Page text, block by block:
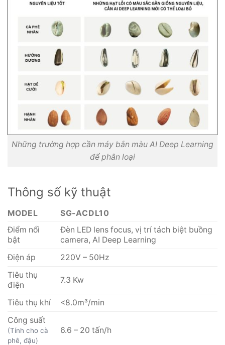
Những trường hợp cần máy bắn màu AI Deep Learning
để phân loại
Thông số kỹ thuật
MODEL
SG-ACDL10
Điểm nổi
bật
Đèn LED lens focus, vị trí tách biệt buồng
camera, AI Deep Learning
Điện áp
220V – 50Hz
Tiêu thụ
điện
7.3 Kw
Tiêu thụ khí
<8.0m³/min
Công suất
(Tính cho cà
phê, đậu)
6.6 – 20 tấn/h